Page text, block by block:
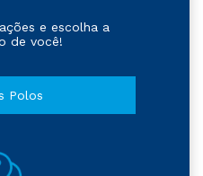
e escolha a
de você!
Polos